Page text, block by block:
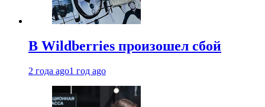
В Wildberries произошел сбой
2 года ago1 год ago